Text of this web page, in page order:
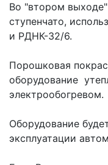
Во "втором
ступенчато,
и РДНК-32/6.
Порошковая
оборудование
электрообогревом.
Оборудование
эксплуатации